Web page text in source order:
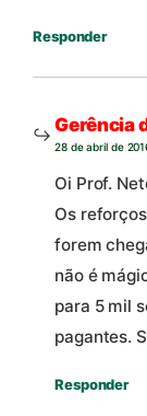
Responder
Gerência
28 de abril de
Oi Prof.
Os
forem
não é
para 5 mil
pagantes.
Responder